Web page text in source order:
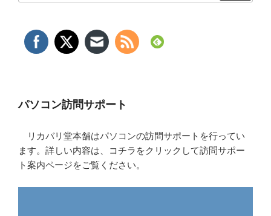
パソコン訪問サポート
リカバリ堂本舗はパソコンの訪問サポートを行ってい
ます。詳しい内容は、コチラをクリックして訪問サポー
ト案内ページをご覧ください。